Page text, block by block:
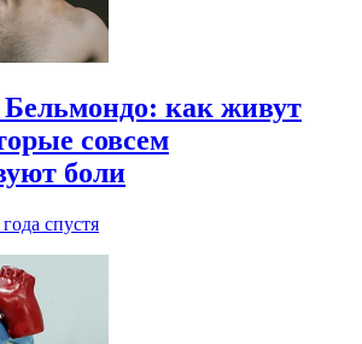
как живут
совсем
боли
года спустя